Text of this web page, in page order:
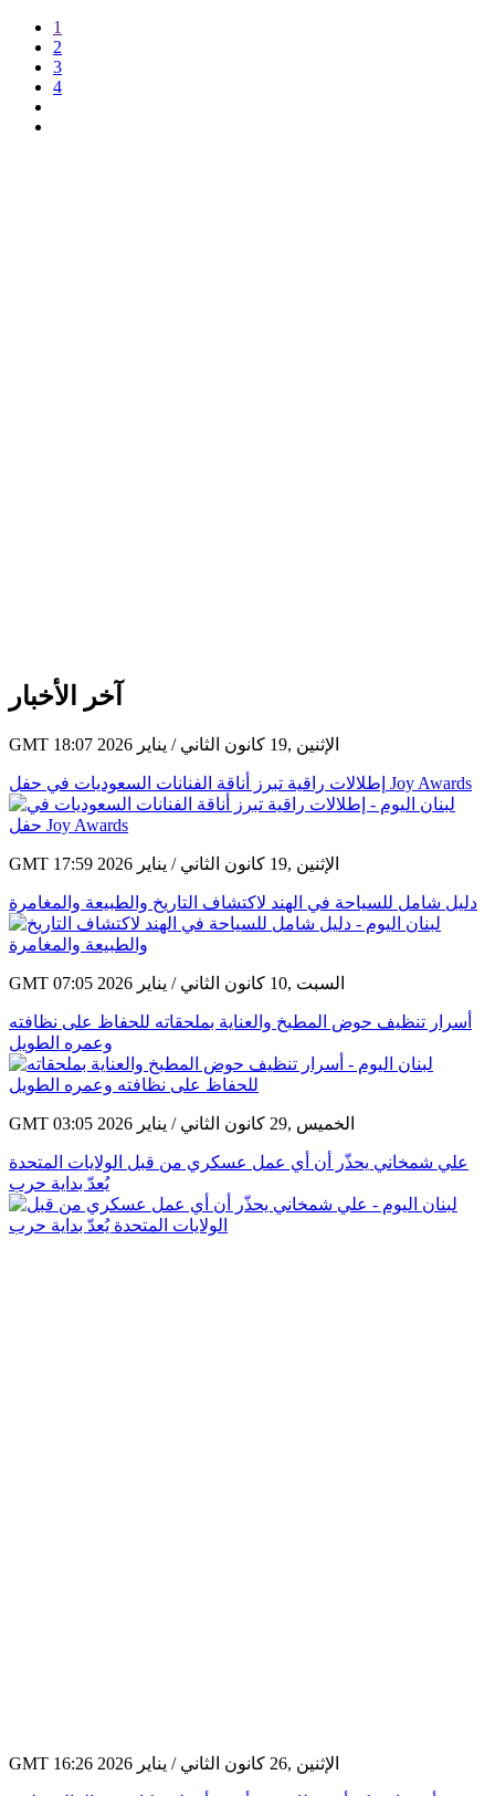
1
2
3
4
آخر الأخبار
GMT 18:07 2026 الإثنين ,19 كانون الثاني / يناير
إطلالات راقية تبرز أناقة الفنانات السعوديات في حفل Joy Awards
GMT 17:59 2026 الإثنين ,19 كانون الثاني / يناير
دليل شامل للسياحة في الهند لاكتشاف التاريخ والطبيعة والمغامرة
GMT 07:05 2026 السبت ,10 كانون الثاني / يناير
أسرار تنظيف حوض المطبخ والعناية بملحقاته للحفاظ على نظافته
وعمره الطويل
GMT 03:05 2026 الخميس ,29 كانون الثاني / يناير
علي شمخاني يحذّر أن أي عمل عسكري من قبل الولايات المتحدة
يُعدّ بداية حرب
GMT 16:26 2026 الإثنين ,26 كانون الثاني / يناير